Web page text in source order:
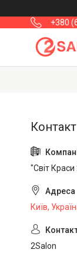
+380
"Світ
Київ,
2Salon